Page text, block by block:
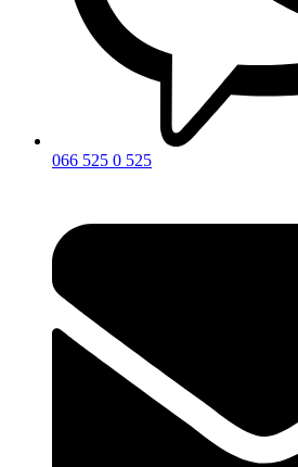
066 525 0 525